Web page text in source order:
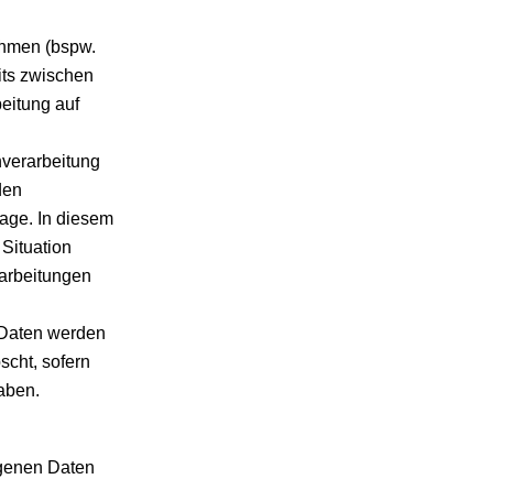
(bspw.
zwischen
auf
In diesem
werden
sofern
Daten